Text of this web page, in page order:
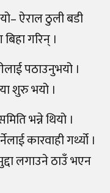
ऐराल ठुली बडी
गरिन् ।
पठाउनुभयो ।
शुरु भयो ।
भन्ने थियो ।
कारवाही गर्थ्यो ।
लगाउने ठाउँ भएन